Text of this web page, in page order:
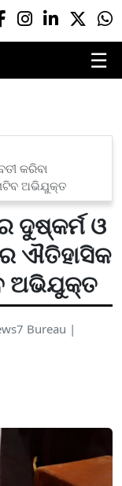
☰
କରିବା
ଅଭିଯୁକ୍ତ
ଦୁଷ୍କର୍ମ ଓ
ଐତିହାସିକ
ଅଭିଯୁକ୍ତ
Bureau |